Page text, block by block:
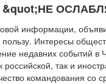
&quot;НЕ
информации,
Интересы
недавних событий в
так и
командования